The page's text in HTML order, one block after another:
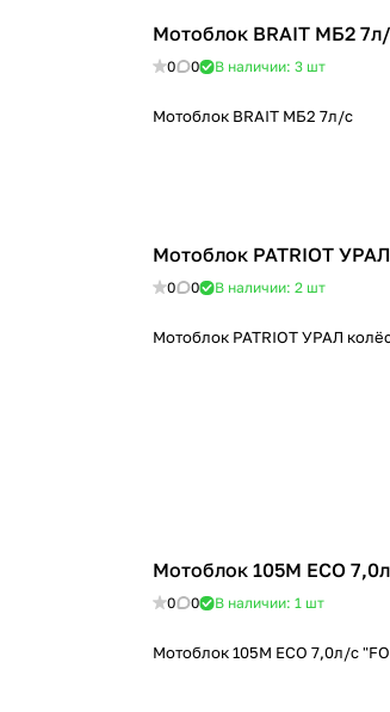
Мотоблок BRAIT МБ2
0 0 В наличии: 3 шт
Мотоблок BRAIT МБ2 7л/с
Мотоблок PATRIOT
0 0 В наличии: 2 шт
Мотоблок PATRIOT УРАЛ
Мотоблок 105M ECO
0 0 В наличии: 1 шт
Мотоблок 105M ECO 7,0л/с